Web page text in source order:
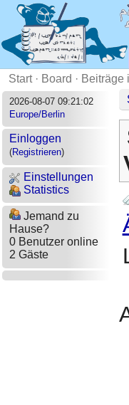
Start· Board · Beiträge
2026-08-07 09:21:02
Europe/Berlin
Einloggen
(Registrieren)
Einstellungen
Statistics
Jemand zu
Hause?
0 Benutzer online
2 Gäste